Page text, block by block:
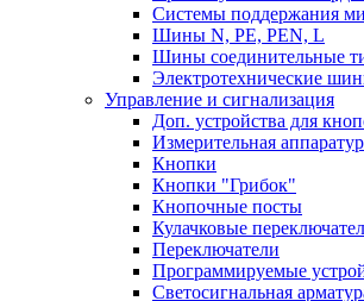
Системы поддержания
Шины N, PE, PEN, L
Шины соединительные
Электротехнические
Управление и сигнализация
Доп. устройства для
Измерительная
Кнопки
Кнопки "Грибок"
Кнопочные посты
Кулачковые
Переключатели
Программируемые
Светосигнальная